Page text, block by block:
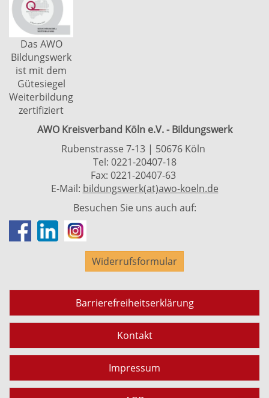
Das AWO
Bildungswerk
ist mit dem
Gütesiegel
Weiterbildung
zertifiziert
AWO Kreisverband Köln e.V. - Bildungswerk
Rubenstrasse 7-13 | 50676 Köln
Tel: 0221-20407-18
Fax: 0221-20407-63
E-Mail: bildungswerk(at)awo-koeln.de
Besuchen Sie uns auch auf:
Widerrufsformular
Barrierefreiheitserklärung
Kontakt
Impressum